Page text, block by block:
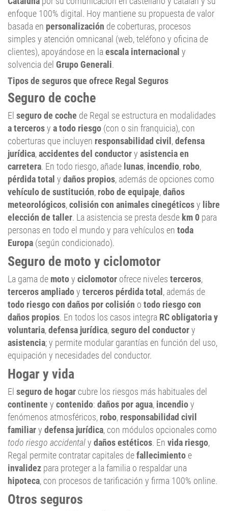
enfoque 100% digital. Hoy mantiene su propuesta de valor
basada en personalización de coberturas, procesos
simples y atención omnicanal (web, teléfono y oficina de
clientes), apoyándose en la escala internacional y
solvencia del Grupo Generali.
Tipos de seguros que ofrece Regal Seguros
Seguro de coche
El seguro de coche de Regal se estructura en modalidades
a tercerosy a todo riesgo (con o sin franquicia), con
coberturas que incluyen responsabilidad civil,defensa
jurídica,accidentes del conductory asistencia en
carretera. En todo riesgo, añade lunas, incendio, robo,
pérdida total y daños propios, además de opciones como
vehículo de sustitución, robo de equipaje,daños
meteorológicos,colisión con animales cinegéticosy libre
elección de taller. La asistencia se presta desde km 0 para
personas en todo el mundo y para vehículos en toda
Europa (según condicionado).
Seguro de moto y ciclomotor
La gama de motoy ciclomotor ofrece niveles terceros,
terceros ampliadoy terceros pérdida total, además de
todo riesgo con daños por colisión o todo riesgo con
daños propios. En todos los casos integra RC obligatoria y
voluntaria,defensa jurídica,seguro del conductory
asistencia; y permite modular garantías en función del uso,
equipación y necesidades del conductor.
Hogar y vida
El seguro de hogar cubre los riesgos más habituales del
continente y contenido: daños por agua, incendioy
fenómenos atmosféricos, robo, responsabilidad civil
familiary defensa jurídica, con módulos opcionales como
todo riesgo accidentaly daños estéticos. En vida riesgo,
Regal permite contratar capitales defallecimiento e
invalidez para proteger a la familia o respaldar una
hipoteca, con procesos de tarificación y firma 100% online.
Otros seguros